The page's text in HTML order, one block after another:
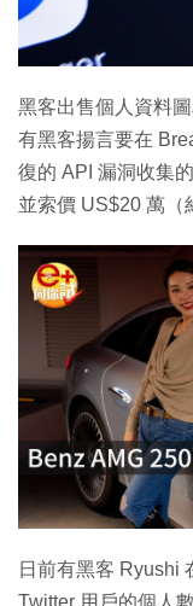
黑客出售個人資料
有黑客揚言要在
復的 API 漏洞收集
並索價 US$20 萬（
日前有黑客 Ryushi
Twitter 用戶的個人